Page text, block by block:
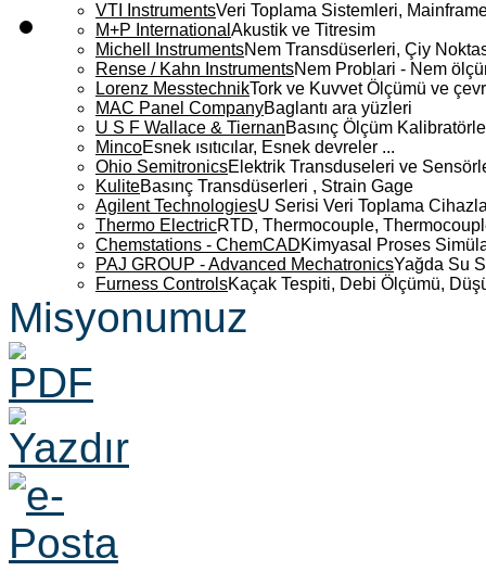
VTI InstrumentsVeri Toplama Sistemleri,
M+P International Akustik ve Titresim
Michell InstrumentsNem Transdüserleri, Çiy
Rense / Kahn InstrumentsNem Problari - Nem
Lorenz MesstechnikTork ve Kuvvet Ölçümü ve
MAC Panel CompanyBaglantı ara yüzleri
U S F Wallace & TiernanBasınç Ölçüm
MincoEsnek ısıtıcılar, Esnek devreler ...
Ohio SemitronicsElektrik Transduseleri ve
KuliteBasınç Transdüserleri , Strain Gage
Agilent TechnologiesU Serisi Veri Toplama
Thermo ElectricRTD, Thermocouple,
Chemstations - ChemCADKimyasal Proses
PAJ GROUP - Advanced MechatronicsYağda Su
Furness ControlsKaçak Tespiti, Debi Ölçümü,
Misyonumuz